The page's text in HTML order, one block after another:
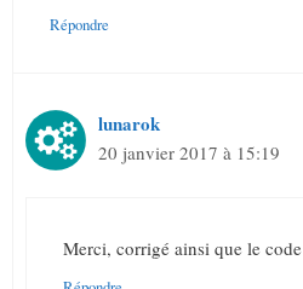
Répondre
lunarok
20 janvier 2017 à 15:19
Merci, corrigé ainsi que le code